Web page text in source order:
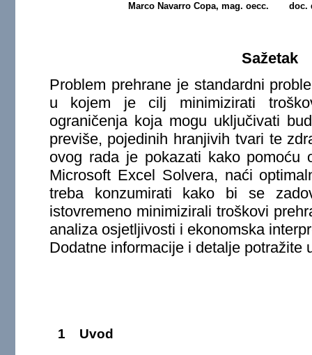
Marco Navarro Copa, mag. oecc. doc.
Sažetak
Problem prehrane je standardni
u kojem je cilj minimizirati
ograničenja koja mogu uključivati
previše, pojedinih hranjivih tvari te
ovog rada je pokazati kako pomoću
Microsoft Excel Solvera, naći
treba konzumirati kako bi se
istovremeno minimizirali troškovi
analiza osjetljivosti i ekonomska
Dodatne informacije i detalje potražite
1 Uvod